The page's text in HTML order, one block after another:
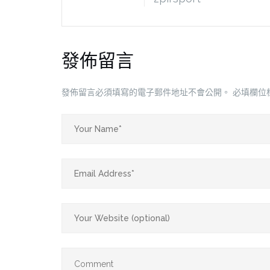
發佈留言
發佈留言必須填寫的電子郵件地址不會公開。 必填欄位